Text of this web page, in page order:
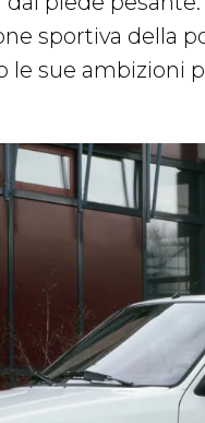
sportiva della
le sue ambizioni